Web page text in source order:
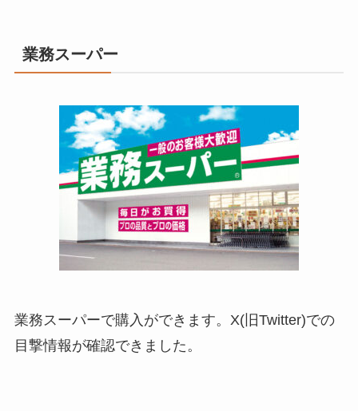
業務スーパー
業務スーパーで購入ができます。X(旧Twitter)での
目撃情報が確認できました。